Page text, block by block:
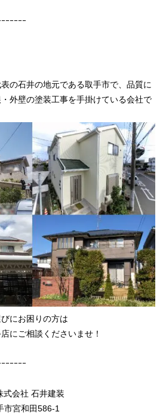
ｰｰｰｰｰ
の石井の地元である取手市で、品質に
外壁の塗装工事を手掛けている会社で
にお困りの方は
にご相談くださいませ！
ｰｰｰｰｰ
式会社 石井建装
宮和田586-1